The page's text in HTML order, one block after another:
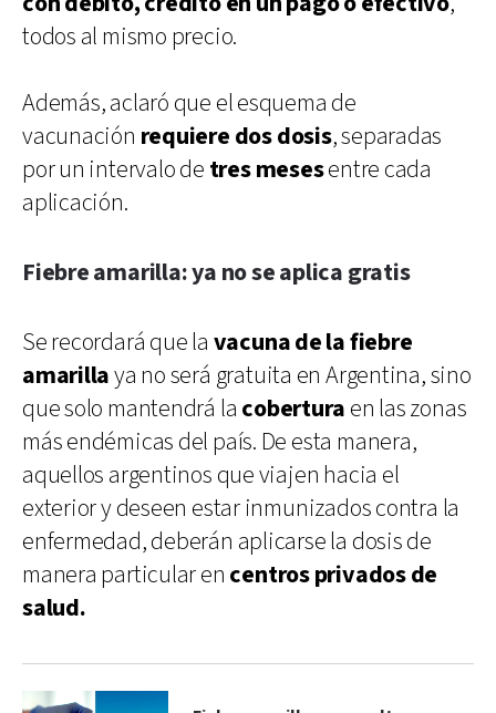
todos al mismo precio.
Además, aclaró que el esquema de
vacunación requiere dos dosis, separadas
por un intervalo de tres mesesentre cada
aplicación.
Fiebre amarilla: ya no se aplica gratis
Se recordará que la vacuna de la fiebre
amarillaya no será gratuita en Argentina, sino
que solo mantendrá la cobertura en las zonas
más endémicas del país. De esta manera,
aquellos argentinos que viajen hacia el
exterior y deseen estar inmunizados contra la
enfermedad, deberán aplicarse la dosis de
manera particular en centros privados de
salud.